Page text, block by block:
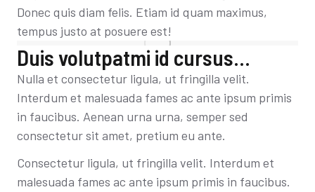
Donec quis diam felis. Etiam id quam maximus,
tempus justo at posuere est!
Duis volutpatmi id cursus...
Nulla et consectetur ligula, ut fringilla velit.
Interdum et malesuada fames ac ante ipsum primis
in faucibus. Aenean urna urna, semper sed
consectetur sit amet, pretium eu ante.
Consectetur ligula, ut fringilla velit. Interdum et
malesuada fames ac ante ipsum primis in faucibus.